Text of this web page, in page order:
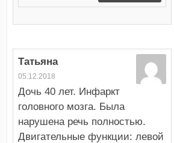
Татьяна
05.12.2018
Дочь 40 лет. Инфаркт
головного мозга. Была
нарушена речь полностью.
Двигательные функции: левой